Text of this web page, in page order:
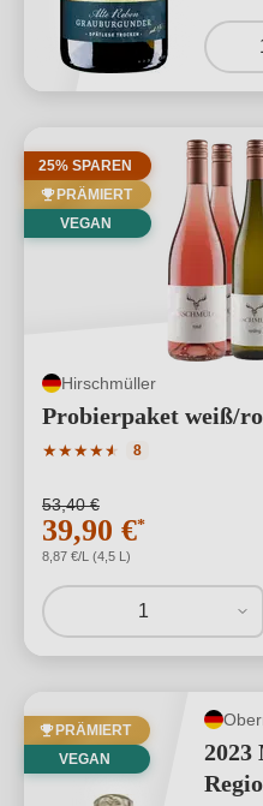
25% SPAREN
PRÄMIERT
VEGAN
Hirschmüller
Probierpaket weiß/
★★★★★
★
Durchschnittliche
8
53,40 €
39,90 €*
8,87 €/L (4,5 L)
1
PRÄMIERT
VEGAN
2023